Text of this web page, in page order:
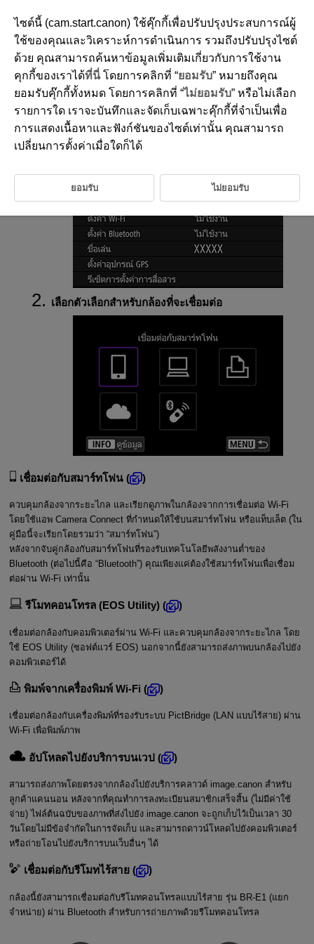
D180-173
การเชื่อมต่อWi-Fi/Bluetooth
เลือก [ :การเชื่อมต่อ Wi-Fi/Bluetooth]
เลือกตัวเลือกสำหรับกล้องที่จะเชื่อมต่อ
เชื่อมต่อกับสมาร์ทโฟน( )
ควบคุมกล้องจากระยะไกล และเรียกดูภาพในกล้องจากการเชื่อมต่อ Wi-Fi
โดยใช้แอพ Camera Connect ที่กำหนดให้ใช้บนสมาร์ทโฟน หรือแท็บเล็ต (ใน
คู่มือนี้จะเรียกโดยรวมว่า “สมาร์ทโฟน”)
หลังจากจับคู่กล้องกับสมาร์ทโฟนที่รองรับเทคโนโลยีพลังงานต่ำของ
Bluetooth (ต่อไปนี้คือ “Bluetooth”) คุณเพียงแค่ต้องใช้สมาร์ทโฟนเพื่อเชื่อม
ต่อผ่าน Wi-Fi เท่านั้น
รีโมทคอนโทรล (EOS Utility)( )
เชื่อมต่อกล้องกับคอมพิวเตอร์ผ่าน Wi-Fi และควบคุมกล้องจากระยะไกล โดย
ใช้ EOS Utility (ซอฟต์แวร์ EOS) นอกจากนี้ยังสามารถส่งภาพบนกล้องไปยัง
คอมพิวเตอร์ได้
พิมพ์จากเครื่องพิมพ์ Wi-Fi ( )
เชื่อมต่อกล้องกับเครื่องพิมพ์ที่รองรับระบบ PictBridge (LAN แบบไร้สาย) ผ่าน
Wi-Fi เพื่อพิมพ์ภาพ
อัปโหลดไปยังบริการบนเวป ( )
สามารถส่งภาพโดยตรงจากกล้องไปยังบริการคลาวด์ image.canon สำหรับ
ลูกค้าแคนนอน หลังจากที่คุณทำการลงทะเบียนสมาชิกเสร็จสิ้น (ไม่มีค่าใช้
จ่าย) ไฟล์ต้นฉบับของภาพที่ส่งไปยัง image.canon จะถูกเก็บไว้เป็นเวลา 30
วันโดยไม่มีข้อจำกัดในการจัดเก็บ และสามารถดาวน์โหลดไปยังคอมพิวเตอร์
หรือถ่ายโอนไปยังบริการบนเว็บอื่นๆ ได้
เชื่อมต่อกับรีโมทไร้สาย( )
กล้องนี้ยังสามารถเชื่อมต่อกับรีโมทคอนโทรลแบบไร้สาย รุ่น BR-E1 (แยก
จำหน่าย) ผ่าน Bluetooth สำหรับการถ่ายภาพด้วยรีโมทคอนโทรล
ไซต์นี้ (cam.start.canon) ใช้คุ๊กกี้เพื่อปรับปรุงประสบการณ์ผู้
ใช้ของคุณและวิเคราะห์การดำเนินการ รวมถึงปรับปรุงไซต์
ด้วย คุณสามารถค้นหาข้อมูลเพิ่มเติมเกี่ยวกับการใช้งาน
คุกกี้ของเราได้ที่นี่โดยการคลิกที่ “ยอมรับ” หมายถึงคุณ
ยอมรับคุ๊กกี้ทั้งหมด โดยการคลิกที่ “ไม่ยอมรับ” หรือไม่เลือก
รายการใด เราจะบันทึกและจัดเก็บเฉพาะคุ๊กกี้ที่จำเป็นเพื่อ
การแสดงเนื้อหาและฟังก์ชันของไซต์เท่านั้น คุณสามารถ
เปลี่ยนการตั้งค่าเมื่อใดก็ได้
ยอมรับ ไม่ยอมรับ